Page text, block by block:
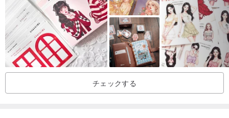
チェックする